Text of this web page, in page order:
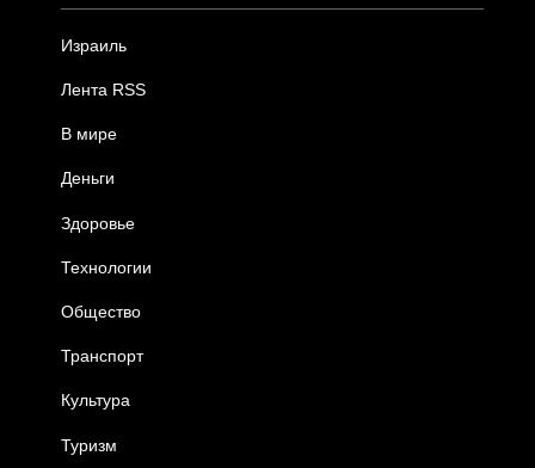
Израиль
Лента RSS
В мире
Деньги
Здоровье
Технологии
Общество
Транспорт
Культура
Туризм